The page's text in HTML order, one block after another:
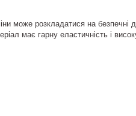
може розкладатися на безпечні
має гарну еластичність і